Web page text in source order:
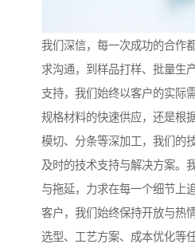
我们深信，每一次成功的合作
求沟通，到样品打样、批量生
支持，我们始终以客户的实际
规格材料的快速供应，还是根
模切、分条等深加工，我们的
及时的技术支持与解决方案。
与拖延，力求在每一个细节上
客户，我们始终保持开放与热
选型、工艺方案、成本优化等